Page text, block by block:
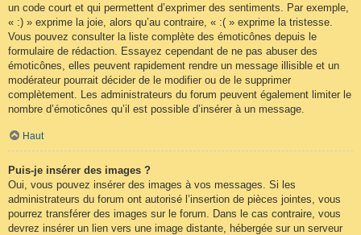
un code court et qui permettent d’exprimer des sentiments. Par exemple,
« :) » exprime la joie, alors qu’au contraire, « :( » exprime la tristesse.
Vous pouvez consulter la liste complète des émoticônes depuis le
formulaire de rédaction. Essayez cependant de ne pas abuser des
émoticônes, elles peuvent rapidement rendre un message illisible et un
modérateur pourrait décider de le modifier ou de le supprimer
complètement. Les administrateurs du forum peuvent également limiter le
nombre d’émoticônes qu’il est possible d’insérer à un message.
Haut
Puis-je insérer des images ?
Oui, vous pouvez insérer des images à vos messages. Si les
administrateurs du forum ont autorisé l’insertion de pièces jointes, vous
pourrez transférer des images sur le forum. Dans le cas contraire, vous
devrez insérer un lien vers une image distante, hébergée sur un serveur